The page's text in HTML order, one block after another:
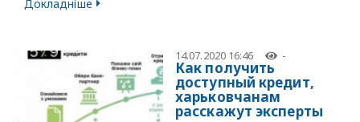
Докладніше
14.07.2020 16:46 -
Как получить
доступный кредит,
харьковчанам
расскажут эксперты